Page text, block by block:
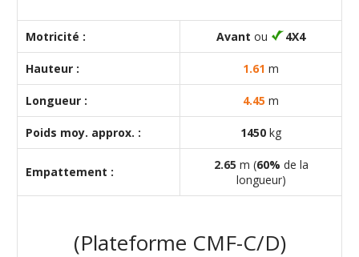
Motricité : Avant ou 4X4
Hauteur : 1.61 m
Longueur : 4.45 m
Poids moy. approx. : 1450 kg
Empattement : 2.65 m (60% de la
longueur)
(Plateforme CMF-C/D)